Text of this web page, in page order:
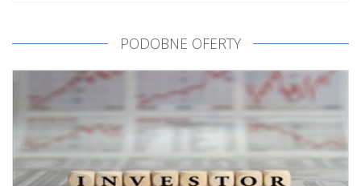
PODOBNE OFERTY